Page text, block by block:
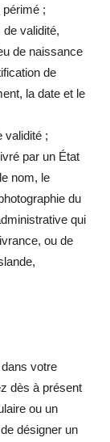
;
validité,
de naissance
de
la date et le
validité ;
par un État
nom, le
du
qui
ou de
votre
dès à présent
ou un
désigner un